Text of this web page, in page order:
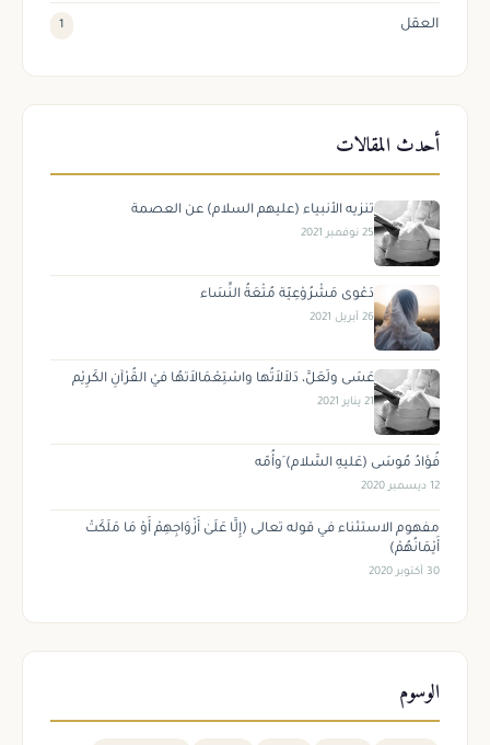
العقل 1
أحدث المقالات
تنزيه الأنبياء (عليهم السلام) عن العصمة
25 نوفمبر 2021
دَعْوى مَشْرُوْعِيّة مُتْعَةُ النِّسَاء
26 أبريل 2021
عَسَى ولَعَلَّ، دَلاَلاَتُها واسْتِعْمَالاَتهُا فيْ القُرْآنِ الكَرِيْم
21 يناير 2021
فُؤادُ مُوسَى (عَليهِ السَّلام) َوأُمّه
12 ديسمبر 2020
مفهوم الاستثناء في قوله تعالى (إِلَّا عَلَىٰ أَزْوَاجِهِمْ أَوْ مَا مَلَكَتْ
أَيْمَانُهُمْ)
30 أكتوبر 2020
الوسوم